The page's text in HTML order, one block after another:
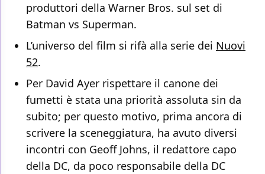
produttori della Warner Bros. sul set di
Batman vs Superman.
L’universo del film si rifà alla serie dei Nuovi
52.
Per David Ayer rispettare il canone dei
fumetti è stata una priorità assoluta sin da
subito; per questo motivo, prima ancora di
scrivere la sceneggiatura, ha avuto diversi
incontri con Geoff Johns, il redattore capo
della DC, da poco responsabile della DC